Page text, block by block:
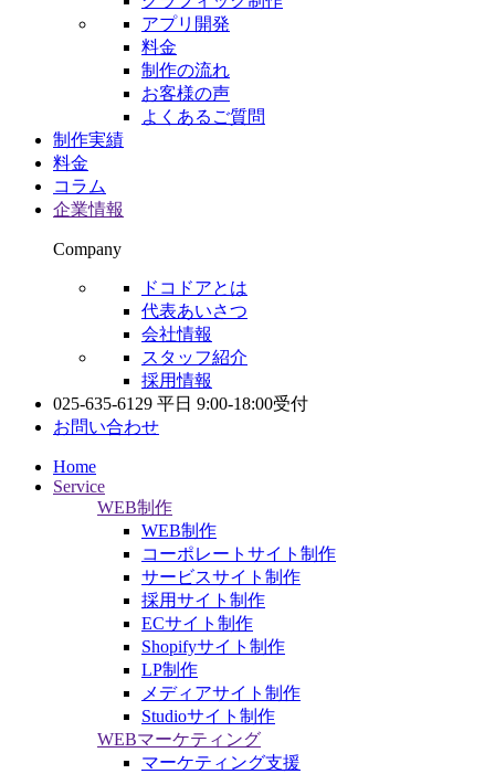
アプリ開発
料金
制作の流れ
お客様の声
よくあるご質問
制作実績
料金
コラム
企業情報
Company
ドコドアとは
代表あいさつ
会社情報
スタッフ紹介
採用情報
025-635-6129 平日 9:00-18:00受付
お問い合わせ
Home
Service
WEB制作
WEB制作
コーポレートサイト制作
サービスサイト制作
採用サイト制作
ECサイト制作
Shopifyサイト制作
LP制作
メディアサイト制作
Studioサイト制作
WEBマーケティング
マーケティング支援